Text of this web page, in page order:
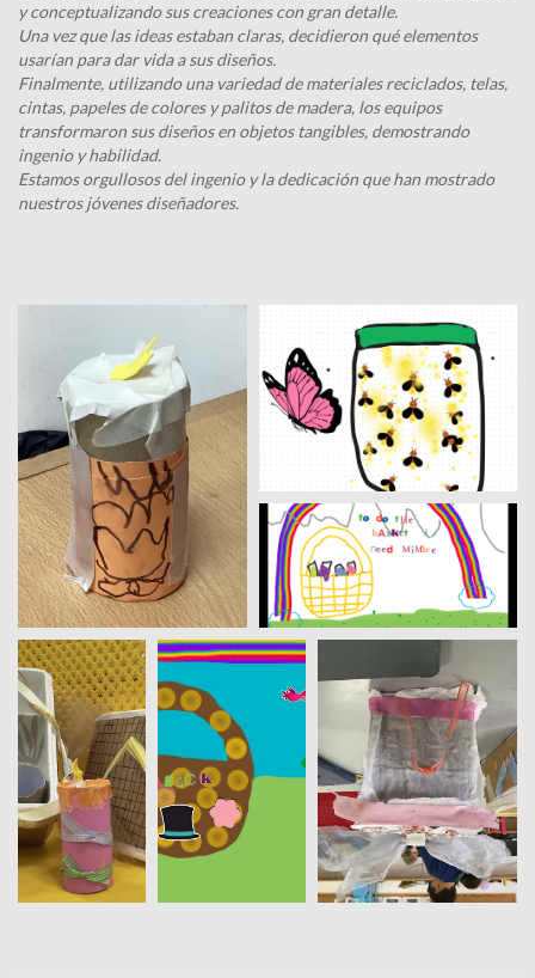
y conceptualizando sus creaciones con gran detalle.
Una vez que las ideas estaban claras, decidieron qué elementos
usarían para dar vida a sus diseños.
Finalmente, utilizando una variedad de materiales reciclados, telas,
cintas, papeles de colores y palitos de madera, los equipos
transformaron sus diseños en objetos tangibles, demostrando
ingenio y habilidad.
Estamos orgullosos del ingenio y la dedicación que han mostrado
nuestros jóvenes diseñadores.